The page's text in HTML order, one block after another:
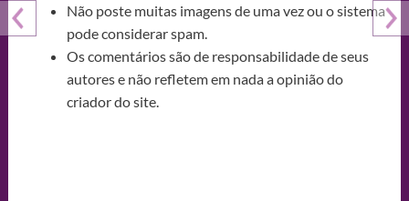
Não poste muitas imagens de uma vez ou o sistema
pode considerar spam.
Os comentários são de responsabilidade de seus
autores e não refletem em nada a opinião do
criador do site.